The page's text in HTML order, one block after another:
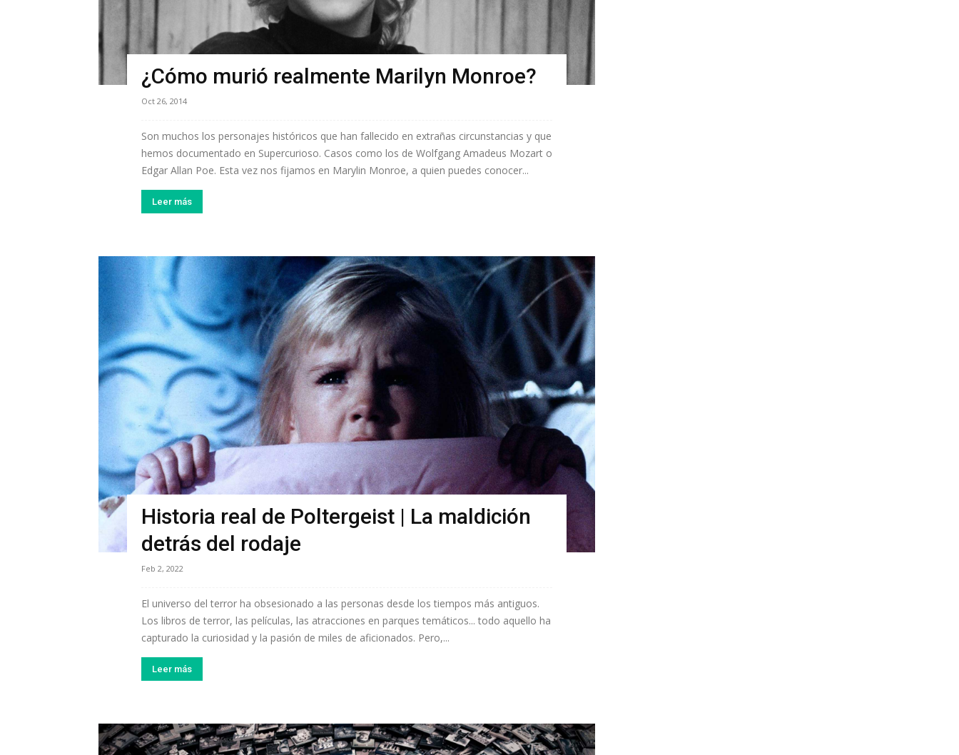
¿Cómo murió realmente Marilyn Monroe?
Oct 26, 2014
Son muchos los personajes históricos que han fallecido en extrañas circunstancias y que
hemos documentado en Supercurioso. Casos como los de Wolfgang Amadeus Mozart o
Edgar Allan Poe. Esta vez nos fijamos en Marylin Monroe, a quien puedes conocer...
Leer más
Historia real de Poltergeist | La maldición
detrás del rodaje
Feb 2, 2022
El universo del terror ha obsesionado a las personas desde los tiempos más antiguos.
Los libros de terror, las películas, las atracciones en parques temáticos... todo aquello ha
capturado la curiosidad y la pasión de miles de aficionados. Pero,...
Leer más